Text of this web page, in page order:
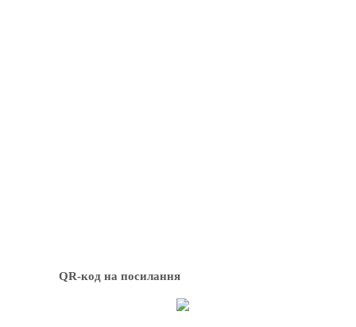
QR-код на посилання